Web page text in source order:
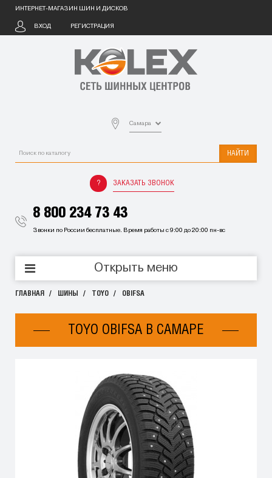
ИНТЕРНЕТ-МАГАЗИН ШИН И ДИСКОВ
ВХОД РЕГИСТРАЦИЯ
Самара
НАЙТИ
ЗАКАЗАТЬ ЗВОНОК
8 800 234 73 43
Звонки по России бесплатные. Время работы с 9:00 до 20:00 пн-вс
Открыть меню
ГЛАВНАЯ ШИНЫ TOYO OBIFSA
TOYO OBIFSA В САМАРЕ